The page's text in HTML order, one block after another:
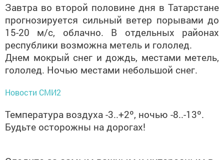
Завтра во второй половине дня в Татарстане
прогнозируется сильный ветер порывами до
15-20 м/с, облачно. В отдельных районах
республики возможна метель и гололед.
Днем мокрый снег и дождь, местами метель,
гололед. Ночью местами небольшой снег.
Новости СМИ2
Температура воздуха -3..+2º, ночью -8..-13º.
Будьте осторожны на дорогах!